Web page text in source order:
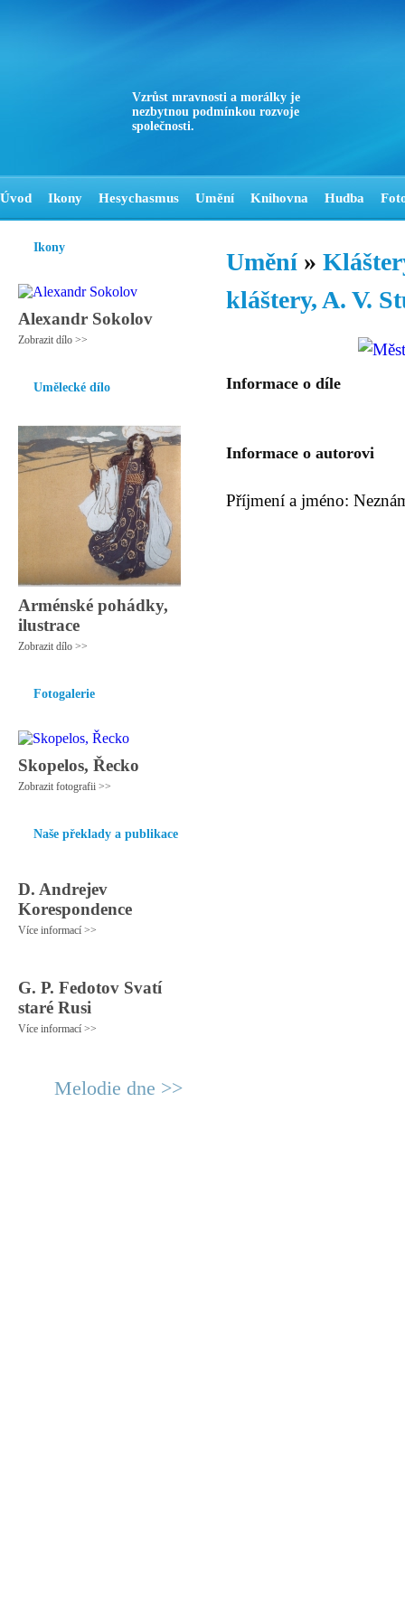
Vzrůst mravnosti a morálky je
nezbytnou podmínkou rozvoje
společnosti.
Úvod Ikony Hesychasmus Umění Knihovna Hudba
Ikony
Alexandr Sokolov
Zobrazit dílo >>
Umělecké dílo
Arménské pohádky,
ilustrace
Zobrazit dílo >>
Fotogalerie
Skopelos, Řecko
Zobrazit fotografii >>
Naše překlady a publikace
D. Andrejev
Korespondence
Více informací >>
G. P. Fedotov Svatí
staré Rusi
Více informací >>
Melodie dne >>
Umění »
kláštery, A. V.
Informace o díle
Informace o autorovi
Příjmení a jméno: